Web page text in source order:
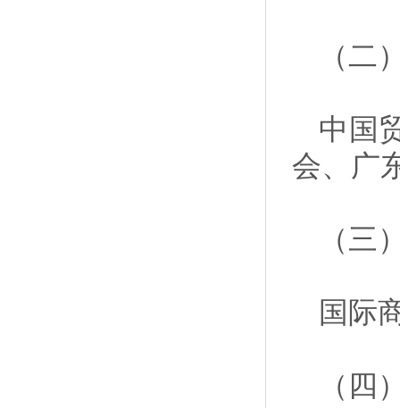
（二
中国
会、广
（三
国际
（四